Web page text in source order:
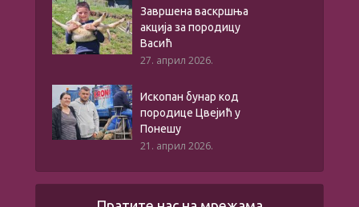
Завршена васкршња
акција за породицу
Васић
27. април 2026.
Ископан бунар код
породице Цвејић у
Понешу
21. април 2026.